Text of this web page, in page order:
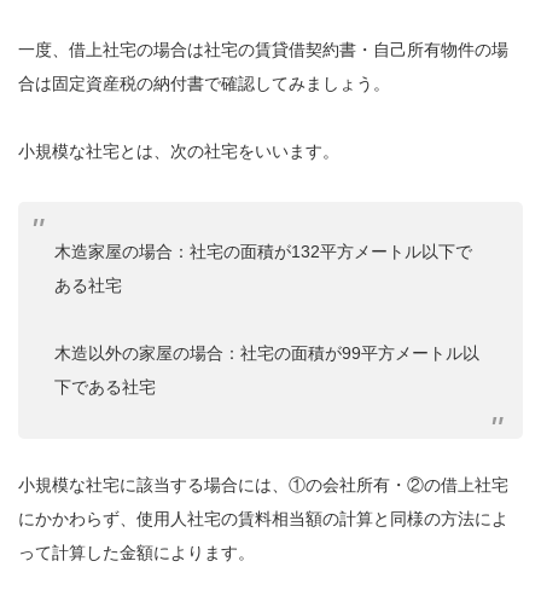
一度、借上社宅の場合は社宅の賃貸借契約書・自己所有物件の場
合は固定資産税の納付書で確認してみましょう。
小規模な社宅とは、次の社宅をいいます。
木造家屋の場合：社宅の面積が132平方メートル以下で
ある社宅
木造以外の家屋の場合：社宅の面積が99平方メートル以
下である社宅
小規模な社宅に該当する場合には、①の会社所有・②の借上社宅
にかかわらず、使用人社宅の賃料相当額の計算と同様の方法によ
って計算した金額によります。